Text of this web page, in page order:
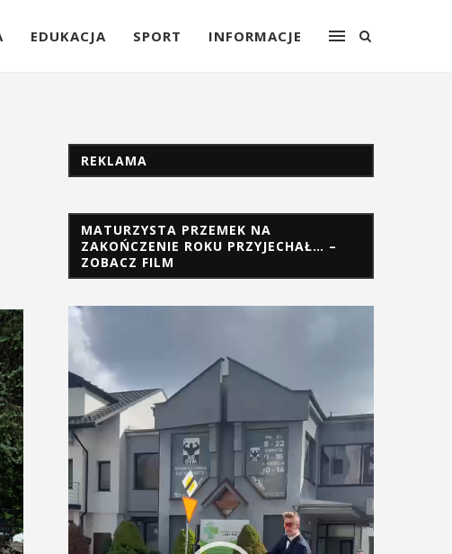
EDUKACJA SPORT INFORMACJE
REKLAMA
MATURZYSTA PRZEMEK NA
ZAKOŃCZENIE ROKU PRZYJECHAŁ… –
ZOBACZ FILM
Odtwarzacz
video